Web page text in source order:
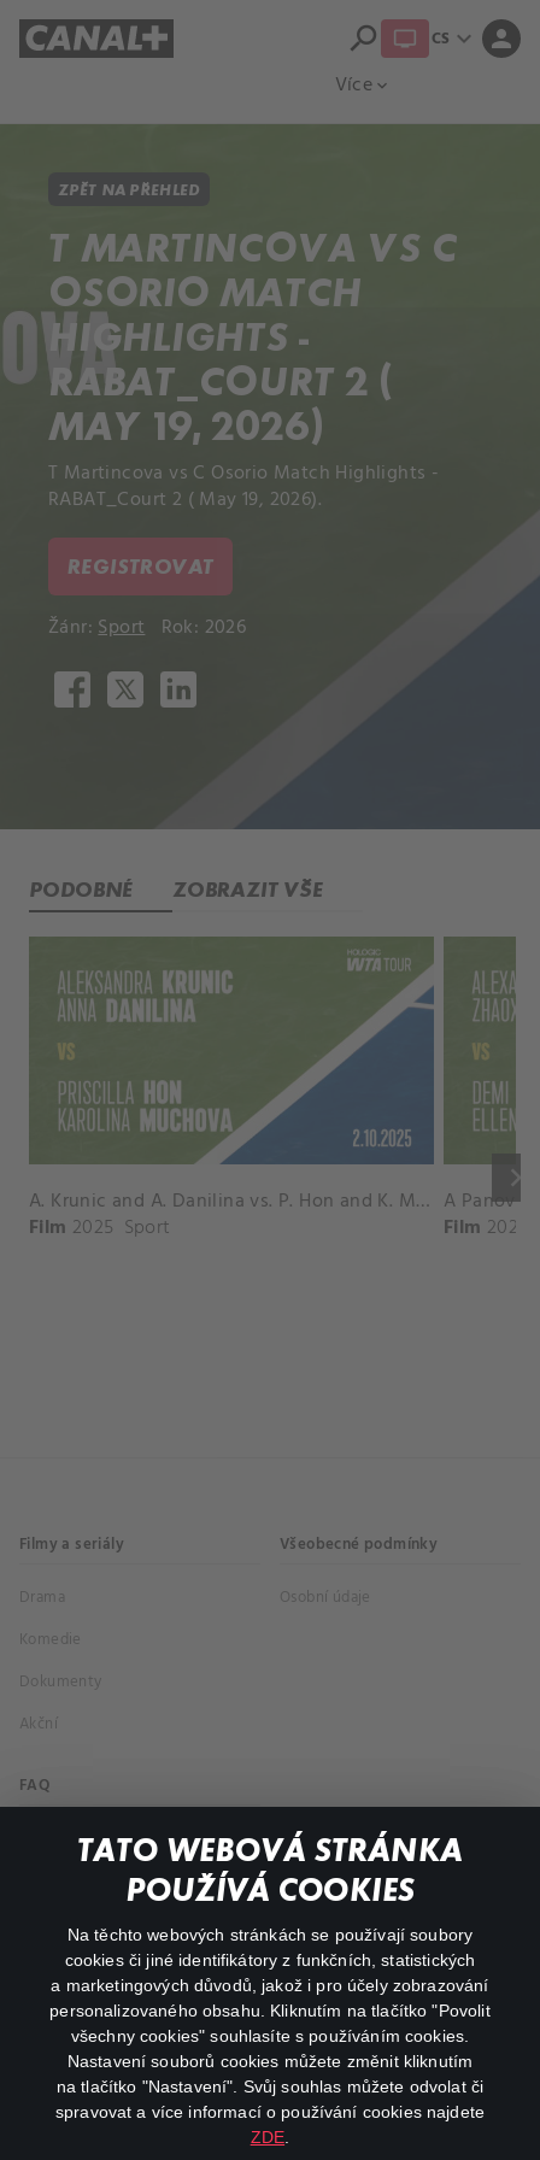
TATO WEBOVÁ STRÁNKA
POUŽÍVÁ COOKIES
Na těchto webových stránkách se používají soubory
cookies či jiné identifikátory z funkčních, statistických
a marketingových důvodů, jakož i pro účely zobrazování
personalizovaného obsahu. Kliknutím na tlačítko "Povolit
všechny cookies" souhlasíte s používáním cookies.
Nastavení souborů cookies můžete změnit kliknutím
na tlačítko "Nastavení". Svůj souhlas můžete odvolat či
spravovat a více informací o používání cookies najdete
ZDE
Více expand_more
search CS expand_more person
ZPĚT NA PŘEHLED
T MARTINCOVA VS C
OSORIO MATCH
HIGHLIGHTS -
RABAT_COURT 2 (
MAY 19, 2026)
T Martincova vs C Osorio Match Highlights -
RABAT_Court 2 ( May 19, 2026).
REGISTROVAT
Žánr:Sport Rok: 2026
PODOBNÉ ZOBRAZIT VŠE
keyboard_arrow_right
A. Krunic and A. Danilina vs. P. Hon and K. Muchova Match Highlights - BEIJING_Capital Group Diamond ( October 02, 2025)
Film 2025 Sport Film 2026
Filmy a seriály
Drama
Komedie
Dokumenty
Akční
Všeobecné podmínky
Osobní údaje
FAQ
Můj účet
Důležité odkazy
facebookinstagram
youtube